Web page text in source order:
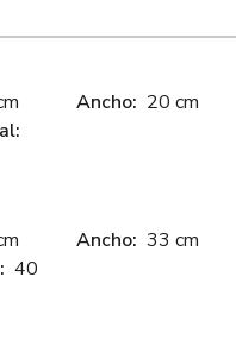
Ancho: 20 cm
40
Ancho: 33 cm